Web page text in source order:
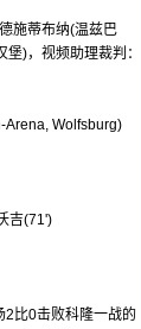
施蒂布纳(温兹巴
)，视频助理裁判：
Arena, Wolfsburg)
吉(71')
2比0击败科隆一战的